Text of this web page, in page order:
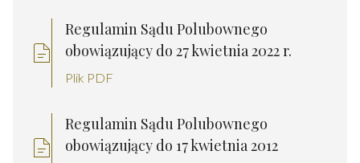
Regulamin Sądu Polubownego
obowiązujący do 27 kwietnia 2022 r.
Plik PDF
Regulamin Sądu Polubownego
obowiązujący do 17 kwietnia 2012